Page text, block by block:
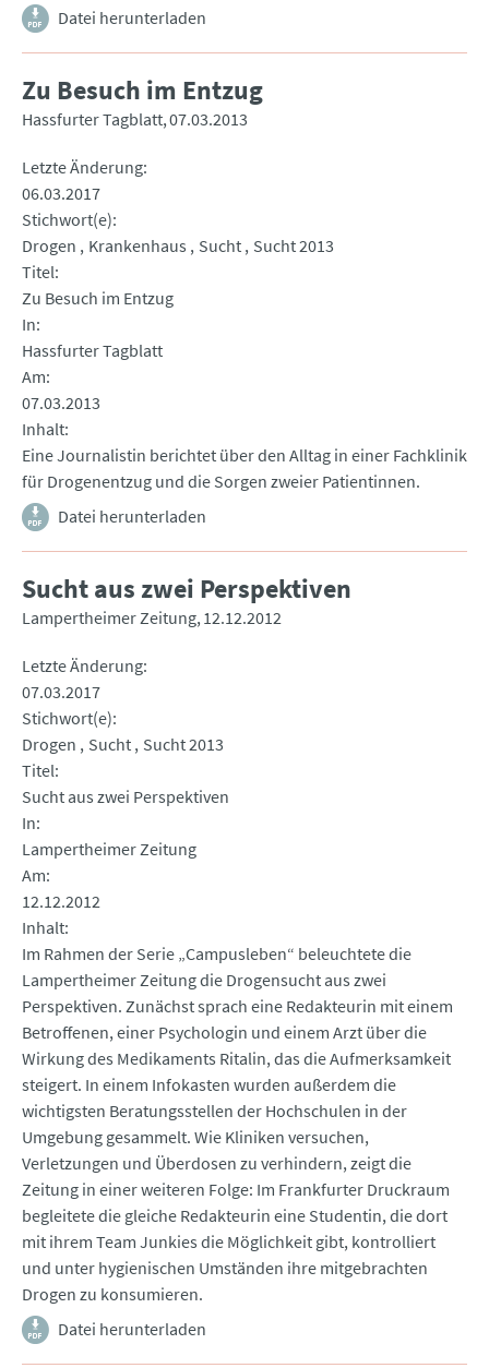
Datei herunterladen
Zu Besuch im Entzug
Hassfurter Tagblatt 07.03.2013
Letzte Änderung
06.03.2017
Stichwort(e)
Drogen
Krankenhaus Sucht Sucht 2013
Titel
Zu Besuch im Entzug
In
Hassfurter Tagblatt
Am
07.03.2013
Inhalt
Eine Journalistin berichtet über den Alltag in einer Fachklinik
für Drogenentzug und die Sorgen zweier Patientinnen.
Datei herunterladen
Sucht aus zwei Perspektiven
Lampertheimer Zeitung 12.12.2012
Letzte Änderung
07.03.2017
Stichwort(e)
Drogen
Sucht Sucht 2013
Titel
Sucht aus zwei Perspektiven
In
Lampertheimer Zeitung
Am
12.12.2012
Inhalt
Im Rahmen der Serie „Campusleben“ beleuchtete die
Lampertheimer Zeitung die Drogensucht aus zwei
Perspektiven. Zunächst sprach eine Redakteurin mit einem
Betroffenen, einer Psychologin und einem Arzt über die
Wirkung des Medikaments Ritalin, das die Aufmerksamkeit
steigert. In einem Infokasten wurden außerdem die
wichtigsten Beratungsstellen der Hochschulen in der
Umgebung gesammelt. Wie Kliniken versuchen,
Verletzungen und Überdosen zu verhindern, zeigt die
Zeitung in einer weiteren Folge: Im Frankfurter Druckraum
begleitete die gleiche Redakteurin eine Studentin, die dort
mit ihrem Team Junkies die Möglichkeit gibt, kontrolliert
und unter hygienischen Umständen ihre mitgebrachten
Drogen zu konsumieren.
Datei herunterladen